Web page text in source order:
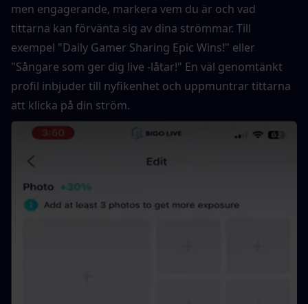
men engagerande, markera vem du är och vad
tittarna kan förvänta sig av dina strömmar. Till
exempel "Daily Gamer Sharing Epic Wins!" eller
"Sångare som ger dig live -låtar!" En väl genomtänkt
profil inbjuder till nyfikenhet och uppmuntrar tittarna
att klicka på din ström.